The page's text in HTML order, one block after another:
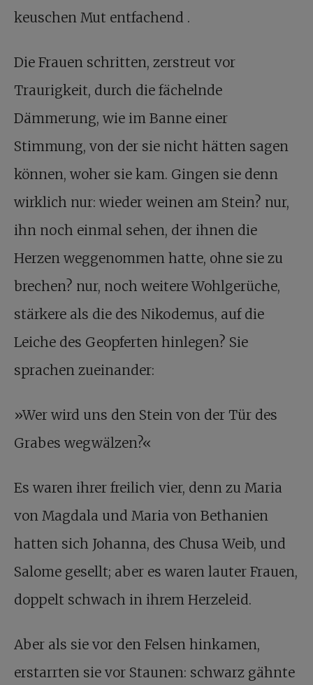
keuschen Mut entfachend .
Die Frauen schritten, zerstreut vor
Traurigkeit, durch die fächelnde
Dämmerung, wie im Banne einer
Stimmung, von der sie nicht hätten sagen
können, woher sie kam. Gingen sie denn
wirklich nur: wieder weinen am Stein? nur,
ihn noch einmal sehen, der ihnen die
Herzen weggenommen hatte, ohne sie zu
brechen? nur, noch weitere Wohlgerüche,
stärkere als die des Nikodemus, auf die
Leiche des Geopferten hinlegen? Sie
sprachen zueinander:
»Wer wird uns den Stein von der Tür des
Grabes wegwälzen?«
Es waren ihrer freilich vier, denn zu Maria
von Magdala und Maria von Bethanien
hatten sich Johanna, des Chusa Weib, und
Salome gesellt; aber es waren lauter Frauen,
doppelt schwach in ihrem Herzeleid.
Aber als sie vor den Felsen hinkamen,
erstarrten sie vor Staunen: schwarz gähnte